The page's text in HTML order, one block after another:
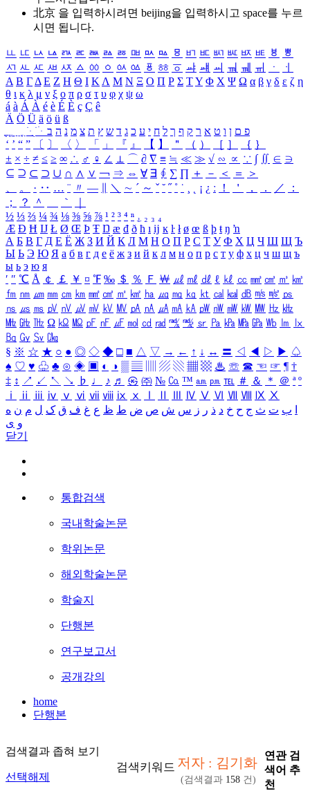
北京 을 입력하시려면 beijing을 입력하시고 space를 누르
시면 됩니다.
ㅥ ㅦ ㅧ ㅨ ㅩ ㅪ ㅫ ㅬ ㅭ ㅮ ㅯ ㅰ ㅱ ㅲ ㅳ ㅴ ㅵ ㅶ ㅷ ㅸ
ㅹ
ㅺ ㅻ ㅼ ㅽ ㅾ ㅿ ㆀ ㆁ ㆂ ㆃ ㆄ ㆅ ㆆ ㆇ ㆈ ㆉ ㆊ ㆋ ㆌ ㆍ
ㆎ
Α Β ΓΔ Ε Ζ Η Θ Ι ΚΛ Μ Ν Ξ Ο Π Ρ Σ ΤΥ Φ Χ Ψ Ω α β γ δ ε ζ η
θ ι κ λ μ ν ξ ο π ρ σ τ υ φ χ ψ ω
á à Á À é è É È ç Ç ê
Ä Ö Ü ä ö ü ß
ִֶֹ ֻּ ׁׂ פ ם ן ו ט א ר ק ף ך ל ח י ע כ ג ד ש ץ ת צ מ נ ה ב
‘ ’ “ ” 〔 〕 〈 〉 「 」 『 』 【 】 ＂ （ ） ［ ］ ｛ ｝
± × ÷ ≠ ≤ ≥ ∞ ∴ ♂ ♀ ∠ ⊥ ⌒ ∂ ∇ ≡ ≒ ≪ ≫ √ ∽ ∝ ∵ ∫ ∬ ∈ ∋
⊆ ⊇ ⊂ ⊃ ∪ ∩ ∧ ∨ ￢ ⇒ ⇔ ∀ ∃ ∮ ∑ ∏ ＋ － ＜ ＝
＞
、
。 · ‥ … ¨ 〃 ― ＼ ∼ ´ ～ ˇ ˘ ˝ ˚ ˙ ¸ ¡ ¿ ː ！ ＇ ， ． ／
：
；
？ ＾ ｀
½ ⅓ ⅔ ¼ ¾ ⅛ ⅜ ⅝ ⅞ ¹ ² ³ ⁴ ⁿ ₁ ₂ ₃ ₄
Æ Ð Ħ Ĳ Ł Ø Œ Þ Ŧ Ŋ æ đ ð ħ ı ĳ ĸ ŀ ł ø œ ß þ ŧ ŋ ŉ
А Б В Г Д Е Ё Ж З И Й К Л М Н О П Р С Т У Ф Х Ц Ч Ш Щ Ъ
Ы Ь Э Ю Я а б в г д е ё ж з и й к л м н о п р с т у ф х ц ч ш щ ъ
ы ь э ю я
′ ″ ℃ Å ￠ ￡ ￥ ¤ ℉ ‰ ＄ ％ Ｆ ￦ ㎕ ㎖ ㎗ ℓ ㎘ ㏄ ㎣ ㎤ ㎥ ㎦
㎙ ㎚ ㎛ ㎜ ㎝ ㎞ ㎟ ㎠ ㎡ ㎢ ㏊ ㎍ ㎎ ㎏ ㏏ ㎈ ㎉ ㏈ ㎧ ㎨ ㎰
㎱ ㎲ ㎳ ㎴ ㎵ ㎶ ㎷ ㎸ ㎹ ㎀ ㎁ ㎂ ㎃ ㎄ ㎺ ㎻ ㎽ ㎾ ㎿ ㎐ ㎑
㎒ ㎓ ㎔ Ω ㏀ ㏁ ㎊ ㎋ ㎌ ㏖ ㏅ ㎭ ㎮ ㎯ ㏛ ㎩ ㎪ ㎫ ㎬ ㏝ ㏐
㏓
㏃ ㏉ ㏜ ㏆
§ ※ ☆ ★ ○ ● ◎ ◇ ◆ □ ■ △ ▽ → ← ↑ ↓ ↔ 〓 ◁ ◀ ▷ ▶ ♤
♠ ♡ ♥ ♧ ♣ ⊙ ◈ ▣ ◐ ◑ ▒ ▤ ▨ ▧ ▦ ▩ ♨ ☏ ☎ ☜ ☞ ¶ †
‡ ↕ ↗ ↙ ↖ ↘ ♭ ♩ ♪ ♬ ㉿ ㈜ № ㏇ ™ ㏂ ㏘ ℡ ＃ ＆ ＊ ＠ ª º
ⅰ
ⅱ ⅲ ⅳ ⅴ ⅵ ⅶ ⅷ ⅸ ⅹ Ⅳ Ⅴ Ⅵ Ⅶ Ⅷ Ⅸ Ⅹ
ب ت ث ج ح خ د ذ ر ز س ش ص ض ط ظ ع غ ف ق ک ل م ن ه
و ی
닫기
통합검색
국내학술논문
학위논문
해외학술논문
학술지
단행본
연구보고서
공개강의
home
단행본
검색결과 좁혀 보기
선택해제
검색키워드 저자 : 김기화
(검색결과 158 건)
연관 검
색어 추
천